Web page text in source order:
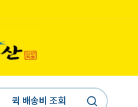
퀵 배송비 조회